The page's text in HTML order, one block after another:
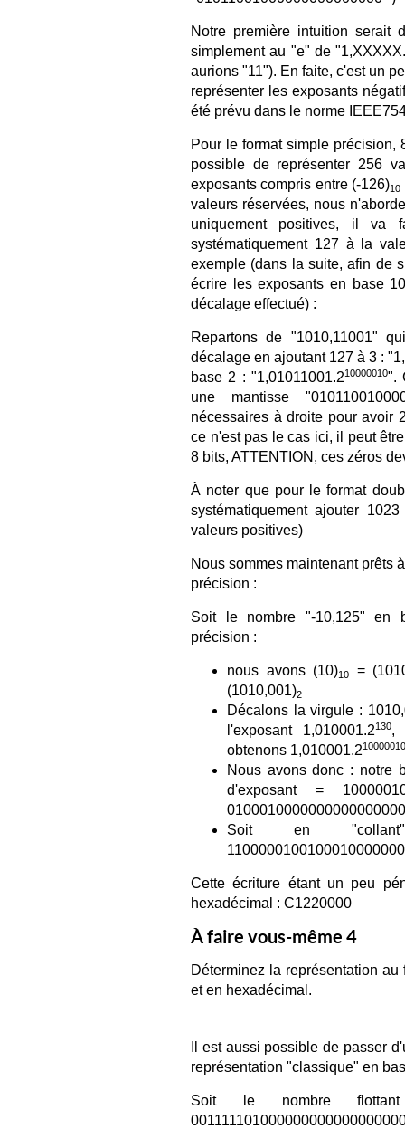
Notre première intuition serait
simplement au "e" de
aurions "11"). En faite, c'est un
représenter les exposants
été prévu dans le norme
Pour le format simple précision,
possible de représenter 256
exposants compris entre (-126)10
valeurs réservées, nous
uniquement positives, il va
systématiquement 127 à la
exemple (dans la suite, afin de
écrire les exposants en base
décalage effectué) :
Repartons de "1010,11001"
décalage en ajoutant 127 à 3 :
base 2 : "1,01011001.210000010".
une mantisse
nécessaires à droite pour avoir
ce n'est pas le cas ici, il peut
8 bits, ATTENTION, ces zéros
À noter que pour le format
systématiquement ajouter
valeurs positives)
Nous sommes maintenant prêts
précision :
Soit le nombre "-10,125" en
précision :
nous avons (10)10
=
(1010,001)2
Décalons la virgule :
l'exposant 1,010001.2130,
obtenons 1,010001.210000010
Nous avons donc : notre
d'exposant =
Soit en
Cette écriture étant un peu
hexadécimal : C1220000
À faire vous-même 4
Déterminez la représentation
et en hexadécimal.
Il est aussi possible de passer
représentation "classique" en
Soit le nombre